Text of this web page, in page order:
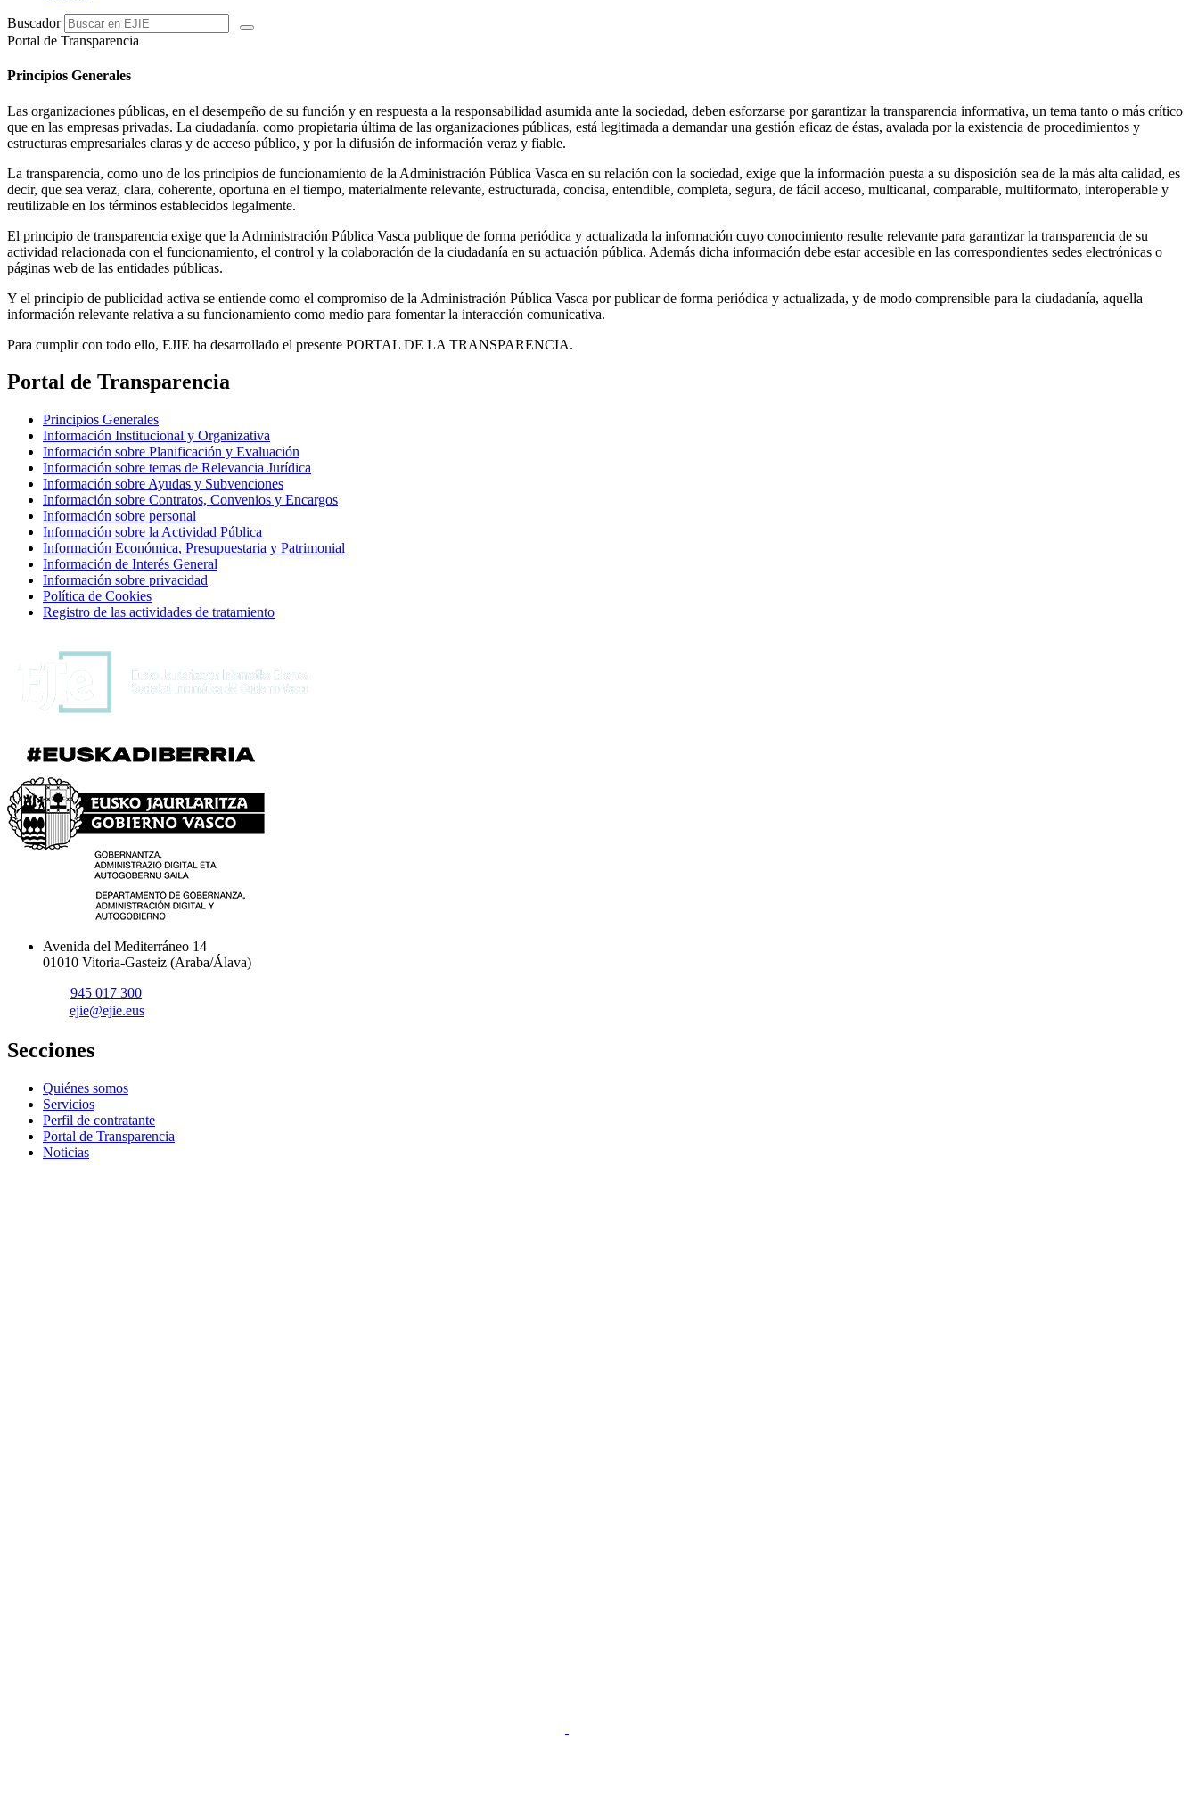
Buscador
Portal de Transparencia
Principios Generales
Las organizaciones públicas, en el desempeño de su función y en respuesta a la responsabilidad asumida ante la sociedad, deben esforzarse por garantizar la transparencia informativa, un tema tanto o más crítico
que en las empresas privadas. La ciudadanía. como propietaria última de las organizaciones públicas, está legitimada a demandar una gestión eficaz de éstas, avalada por la existencia de procedimientos y
estructuras empresariales claras y de acceso público, y por la difusión de información veraz y fiable.
La transparencia, como uno de los principios de funcionamiento de la Administración Pública Vasca en su relación con la sociedad, exige que la información puesta a su disposición sea de la más alta calidad, es
decir, que sea veraz, clara, coherente, oportuna en el tiempo, materialmente relevante, estructurada, concisa, entendible, completa, segura, de fácil acceso, multicanal, comparable, multiformato, interoperable y
reutilizable en los términos establecidos legalmente.
El principio de transparencia exige que la Administración Pública Vasca publique de forma periódica y actualizada la información cuyo conocimiento resulte relevante para garantizar la transparencia de su
actividad relacionada con el funcionamiento, el control y la colaboración de la ciudadanía en su actuación pública. Además dicha información debe estar accesible en las correspondientes sedes electrónicas o
páginas web de las entidades públicas.
Y el principio de publicidad activa se entiende como el compromiso de la Administración Pública Vasca por publicar de forma periódica y actualizada, y de modo comprensible para la ciudadanía, aquella
información relevante relativa a su funcionamiento como medio para fomentar la interacción comunicativa.
Para cumplir con todo ello, EJIE ha desarrollado el presente PORTAL DE LA TRANSPARENCIA.
Portal de Transparencia
Principios Generales
Información Institucional y Organizativa
Información sobre Planificación y Evaluación
Información sobre temas de Relevancia Jurídica
Información sobre Ayudas y Subvenciones
Información sobre Contratos, Convenios y Encargos
Información sobre personal
Información sobre la Actividad Pública
Información Económica, Presupuestaria y Patrimonial
Información de Interés General
Información sobre privacidad
Política de Cookies
Registro de las actividades de tratamiento
Avenida del Mediterráneo 14
01010 Vitoria-Gasteiz (Araba/Álava)
945 017 300
ejie@ejie.eus
Secciones
Quiénes somos
Servicios
Perfil de contratante
Portal de Transparencia
Noticias